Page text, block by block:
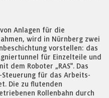
Anlagen für die
wird in Nürnberg zwei
vorstellen: das
für Einzelteile und
dem Roboter „RAS". Das
Steuerung für das Arbeits-
Die zu flutenden
Rollenbahn durch